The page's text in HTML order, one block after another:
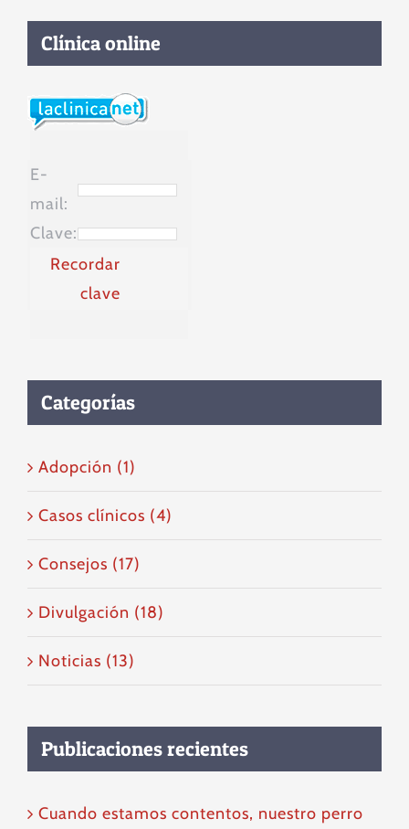
Clínica online
E-
mail:
Clave:
Recordar
clave
Categorías
Adopción (1)
Casos clínicos (4)
Consejos (17)
Divulgación (18)
Noticias (13)
Publicaciones recientes
Cuando estamos contentos, nuestro perro